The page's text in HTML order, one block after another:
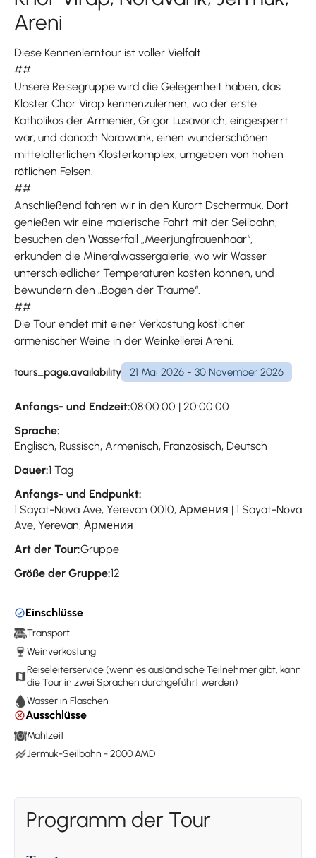
Areni
Diese Kennenlerntour ist voller Vielfalt.
##
Unsere Reisegruppe wird die Gelegenheit haben, das
Kloster Chor Virap kennenzulernen, wo der erste
Katholikos der Armenier, Grigor Lusavorich, eingesperrt
war, und danach Norawank, einen wunderschönen
mittelalterlichen Klosterkomplex, umgeben von hohen
rötlichen Felsen.
##
Anschließend fahren wir in den Kurort Dschermuk. Dort
genießen wir eine malerische Fahrt mit der Seilbahn,
besuchen den Wasserfall „Meerjungfrauenhaar“,
erkunden die Mineralwassergalerie, wo wir Wasser
unterschiedlicher Temperaturen kosten können, und
bewundern den „Bogen der Träume“.
##
Die Tour endet mit einer Verkostung köstlicher
armenischer Weine in der Weinkellerei Areni.
tours_page.availability 21 Mai 2026 - 30 November 2026
Anfangs- und Endzeit:08:00:00 | 20:00:00
Sprache:
Englisch, Russisch, Armenisch, Französisch, Deutsch
Dauer:1 Tag
Anfangs- und Endpunkt:
1 Sayat-Nova Ave, Yerevan 0010, Армения | 1 Sayat-Nova
Ave, Yerevan, Армения
Art der Tour:Gruppe
Größe der Gruppe:12
Einschlüsse
Transport
Weinverkostung
Reiseleiterservice (wenn es ausländische Teilnehmer gibt, kann
die Tour in zwei Sprachen durchgeführt werden)
Wasser in Flaschen
Ausschlüsse
Mahlzeit
Jermuk-Seilbahn - 2000 AMD
Programm der Tour